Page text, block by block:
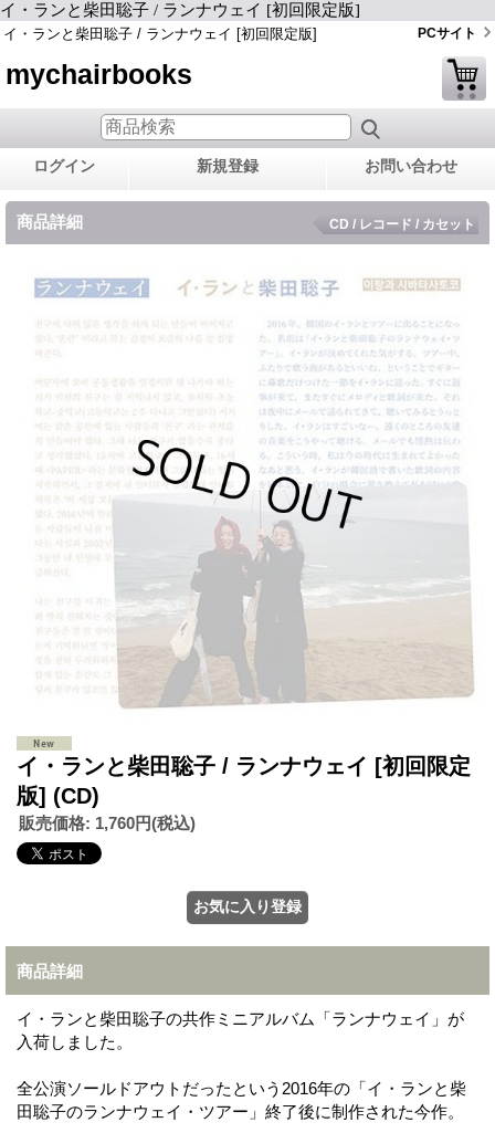
イ・ランと柴田聡子 / ランナウェイ [初回限定版]
イ・ランと柴田聡子 / ランナウェイ [初回限定版] PCサイト
mychairbooks
ログイン 新規登録 お問い合わせ
商品詳細 CD / レコード / カセット
イ・ランと柴田聡子 / ランナウェイ [初回限定
版] (CD)
販売価格: 1,760円(税込)
商品詳細
イ・ランと柴田聡子の共作ミニアルバム「ランナウェイ」が
入荷しました。
全公演ソールドアウトだったという2016年の「イ・ランと柴
田聡子のランナウェイ・ツアー」終了後に制作された今作。